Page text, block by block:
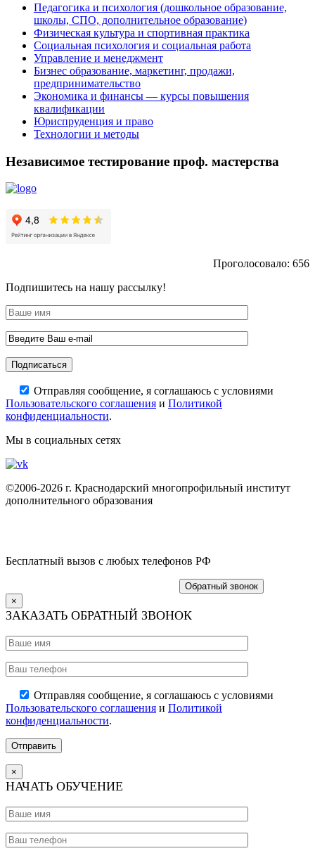
Педагогика и психология (дошкольное образование,
школы, СПО, дополнительное образование)
Физическая культура и спортивная практика
Социальная психология и социальная работа
Управление и менеджмент
Бизнес образование, маркетинг, продажи,
предпринимательство
Экономика и финансы — курсы повышения
квалификации
Юриспруденция и право
Технологии и методы
Независимое тестирование проф. мастерства
Проголосовало: 656
Подпишитесь на нашу рассылку!
Отправляя сообщение, я соглашаюсь с условиями
Пользовательского соглашения и Политикой
конфиденциальности.
Мы в социальных сетях
©2006-2026 г. Краснодарский многопрофильный институт
дополнительного образования
Бесплатный вызов с любых телефонов РФ
Обратный звонок
×
ЗАКАЗАТЬ ОБРАТНЫЙ ЗВОНОК
Отправляя сообщение, я соглашаюсь с условиями
Пользовательского соглашения и Политикой
конфиденциальности.
×
НАЧАТЬ ОБУЧЕНИЕ